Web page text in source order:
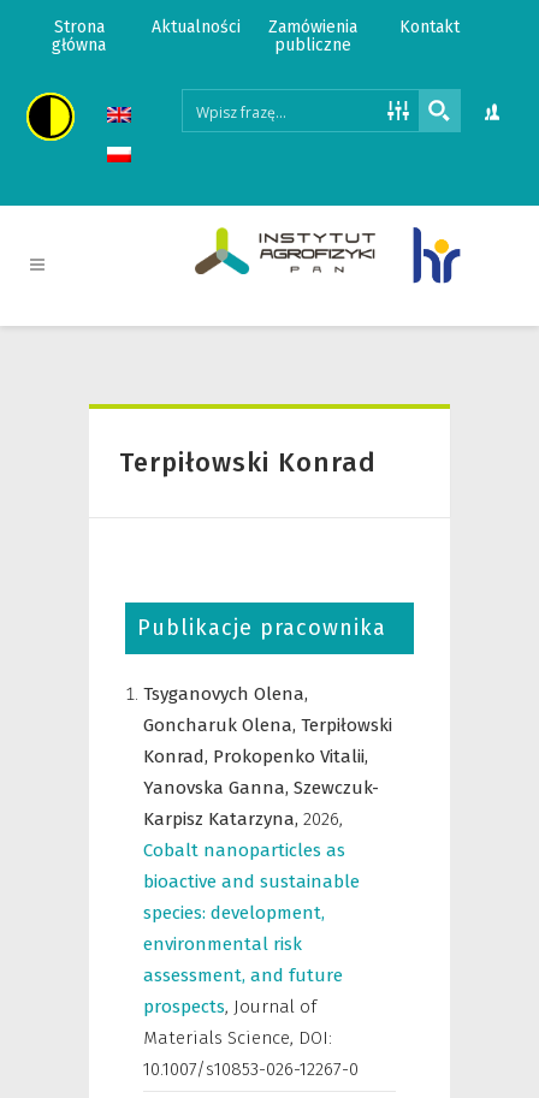
Strona
główna
Aktualności
Zamówienia
publiczne
Kontakt
Terpiłowski Konrad
Publikacje pracownika
Tsyganovych Olena,
Goncharuk Olena, Terpiłowski
Konrad, Prokopenko Vitalii,
Yanovska Ganna, Szewczuk-
Karpisz Katarzyna, 2026,
Cobalt nanoparticles as
bioactive and sustainable
species: development,
environmental risk
assessment, and future
prospects, Journal of
Materials Science, DOI:
10.1007/s10853-026-12267-0